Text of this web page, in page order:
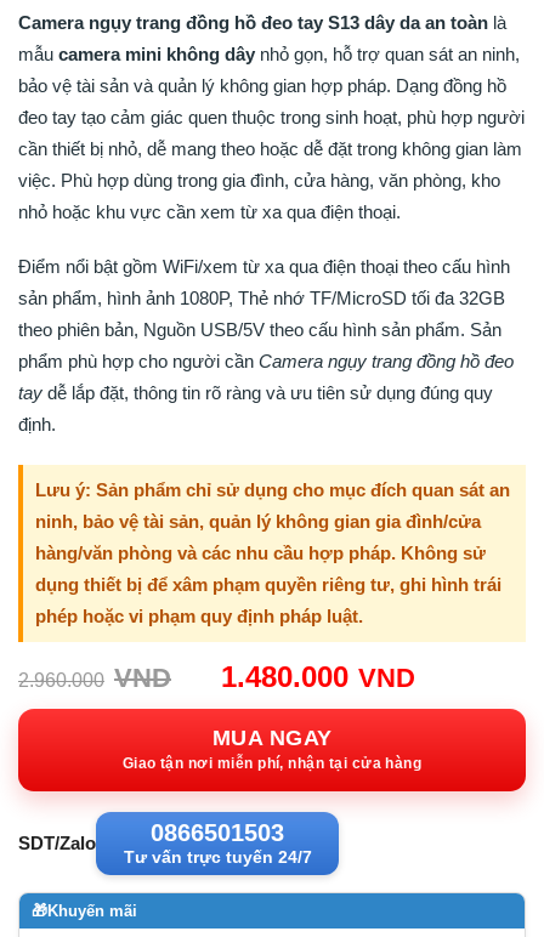
Camera ngụy trang đồng hồ đeo tay S13 dây da an toàn là
mẫu camera mini không dây nhỏ gọn, hỗ trợ quan sát an ninh,
bảo vệ tài sản và quản lý không gian hợp pháp. Dạng đồng hồ
đeo tay tạo cảm giác quen thuộc trong sinh hoạt, phù hợp người
cần thiết bị nhỏ, dễ mang theo hoặc dễ đặt trong không gian làm
việc. Phù hợp dùng trong gia đình, cửa hàng, văn phòng, kho
nhỏ hoặc khu vực cần xem từ xa qua điện thoại.
Điểm nổi bật gồm WiFi/xem từ xa qua điện thoại theo cấu hình
sản phẩm, hình ảnh 1080P, Thẻ nhớ TF/MicroSD tối đa 32GB
theo phiên bản, Nguồn USB/5V theo cấu hình sản phẩm. Sản
phẩm phù hợp cho người cần Camera ngụy trang đồng hồ đeo
tay dễ lắp đặt, thông tin rõ ràng và ưu tiên sử dụng đúng quy
định.
Lưu ý: Sản phẩm chỉ sử dụng cho mục đích quan sát an
ninh, bảo vệ tài sản, quản lý không gian gia đình/cửa
hàng/văn phòng và các nhu cầu hợp pháp. Không sử
dụng thiết bị để xâm phạm quyền riêng tư, ghi hình trái
phép hoặc vi phạm quy định pháp luật.
2.960.000 VND
Giá
gốc:
2.960.000VND.
1.480.000 VND
hiện
MUA NGAY
Giao tận nơi miễn phí, nhận tại cửa hàng
SDT/Zalo 0866501503
Tư vấn trực tuyến 24/7
🎁Khuyến mãi